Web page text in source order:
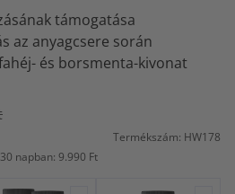
támogatása
az anyagcsere során
és borsmenta-kivonat
Termékszám: HW178
napban: 9.990 Ft